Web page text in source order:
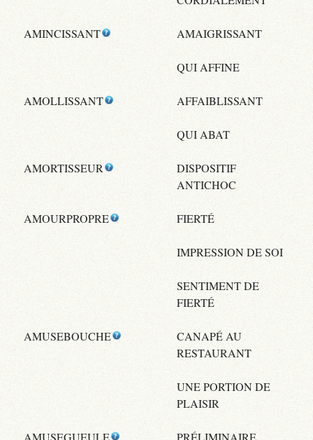
AMINCISSANT AMAIGRISSANT
QUI AFFINE
AMOLLISSANT AFFAIBLISSANT
QUI ABAT
AMORTISSEUR
DISPOSITIF
ANTICHOC
AMOURPROPRE FIERTÉ
IMPRESSION DE SOI
SENTIMENT DE
FIERTÉ
AMUSEBOUCHE
CANAPÉ AU
RESTAURANT
UNE PORTION DE
PLAISIR
AMUSEGUEULE PRÉLIMINAIRE